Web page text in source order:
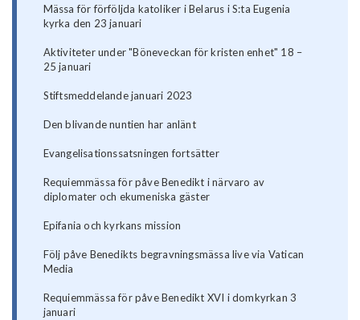
Mässa för förföljda katoliker i Belarus i S:ta Eugenia
kyrka den 23 januari
Aktiviteter under "Böneveckan för kristen enhet" 18 –
25 januari
Stiftsmeddelande januari 2023
Den blivande nuntien har anlänt
Evangelisationssatsningen fortsätter
Requiemmässa för påve Benedikt i närvaro av
diplomater och ekumeniska gäster
Epifania och kyrkans mission
Följ påve Benedikts begravningsmässa live via Vatican
Media
Requiemmässa för påve Benedikt XVI i domkyrkan 3
januari